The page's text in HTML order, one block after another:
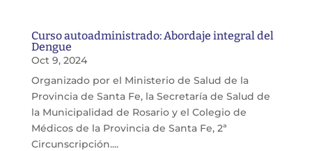
Curso autoadministrado: Abordaje integral del
Dengue
Oct 9, 2024
Organizado por el Ministerio de Salud de la
Provincia de Santa Fe, la Secretaría de Salud de
la Municipalidad de Rosario y el Colegio de
Médicos de la Provincia de Santa Fe, 2ª
Circunscripción....